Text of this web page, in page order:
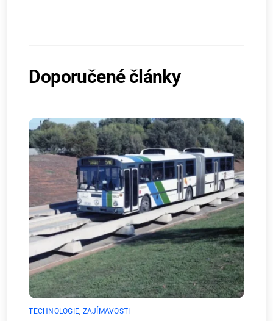
Doporučené články
TECHNOLOGIE, ZAJÍMAVOSTI